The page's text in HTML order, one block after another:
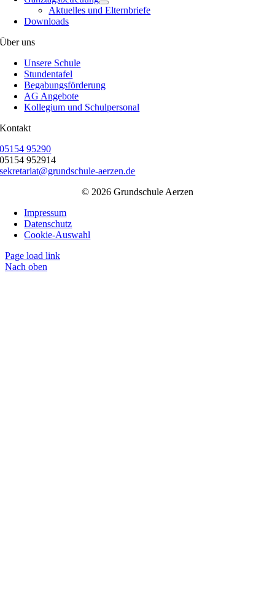
Aktuelles und Elternbriefe
Downloads
Über uns
Unsere Schule
Stundentafel
Begabungsförderung
AG Angebote
Kollegium und Schulpersonal
Kontakt
05154 95290
05154 952914
sekretariat@grundschule-aerzen.de
© 2026 Grundschule Aerzen
Impressum
Datenschutz
Cookie-Auswahl
Page load link
Nach oben